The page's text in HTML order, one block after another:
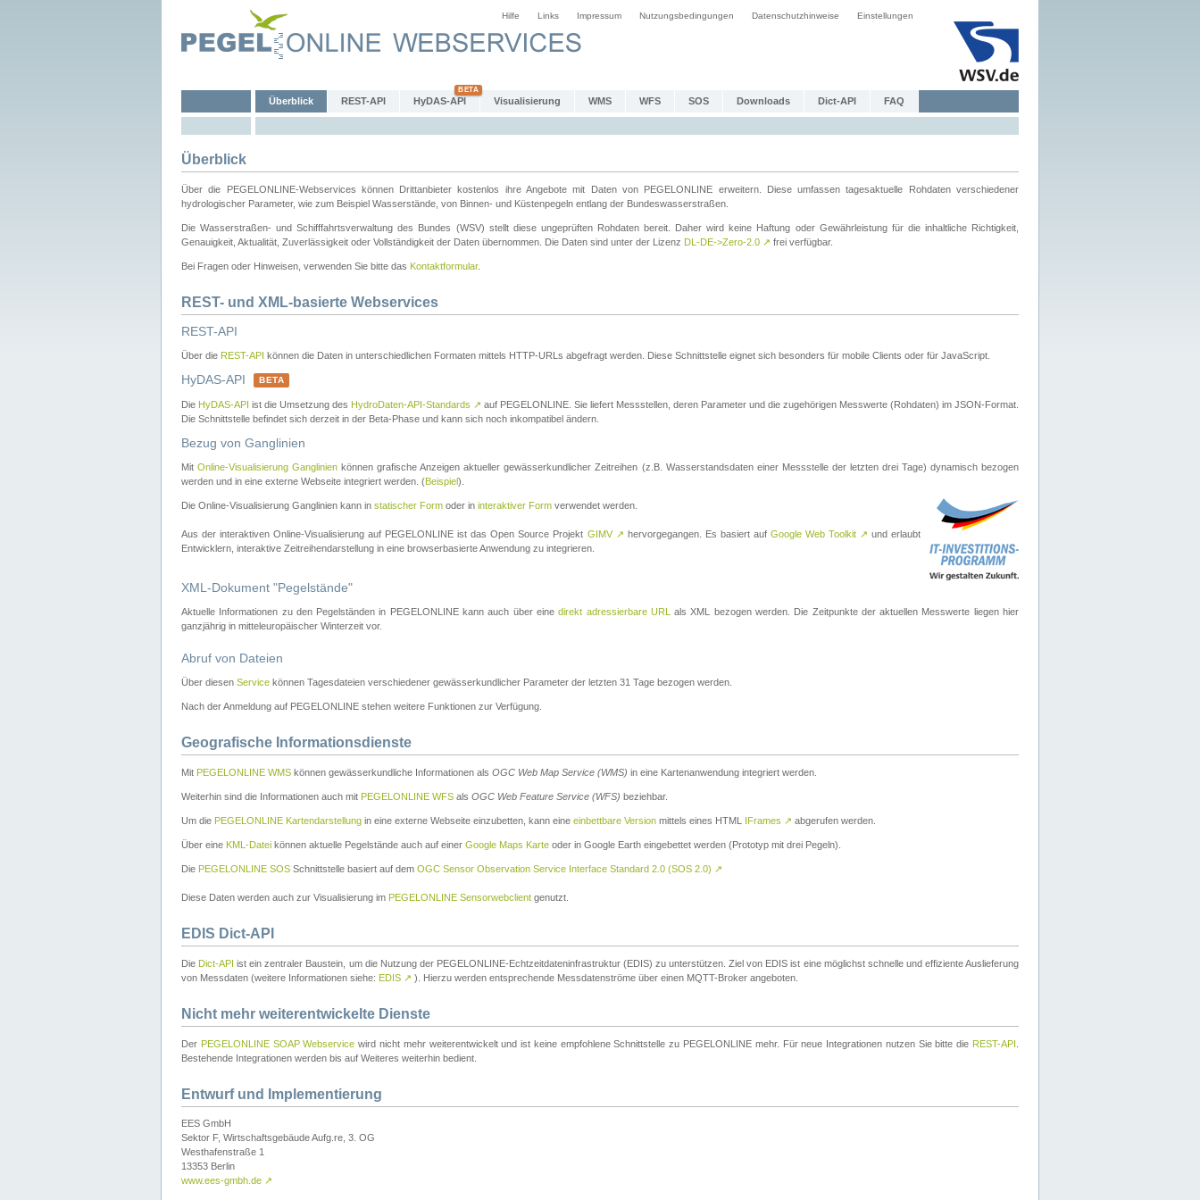
Hilfe Links Impressum Nutzungsbedingungen Datenschutzhinweise Einstellungen
Überblick REST-API HyDAS-API Visualisierung WMS WFS SOS Downloads Dict-API FAQ
Überblick
Über die PEGELONLINE-Webservices können Drittanbieter kostenlos ihre Angebote mit Daten von PEGELONLINE erweitern. Diese umfassen tagesaktuelle Rohdaten verschiedener
hydrologischer Parameter, wie zum Beispiel Wasserstände, von Binnen- und Küstenpegeln entlang der Bundeswasserstraßen.
Die Wasserstraßen- und Schifffahrtsverwaltung des Bundes (WSV) stellt diese ungeprüften Rohdaten bereit. Daher wird keine Haftung oder Gewährleistung für die inhaltliche Richtigkeit,
Genauigkeit, Aktualität, Zuverlässigkeit oder Vollständigkeit der Daten übernommen. Die Daten sind unter der Lizenz DL-DE->Zero-2.0 ↗ frei verfügbar.
Bei Fragen oder Hinweisen, verwenden Sie bitte das Kontaktformular.
REST- und XML-basierte Webservices
REST-API
Über die REST-API können die Daten in unterschiedlichen Formaten mittels HTTP-URLs abgefragt werden. Diese Schnittstelle eignet sich besonders für mobile Clients oder für JavaScript.
HyDAS-API BETA
Die HyDAS-API ist die Umsetzung des HydroDaten-API-Standards ↗ auf PEGELONLINE. Sie liefert Messstellen, deren Parameter und die zugehörigen Messwerte (Rohdaten) im JSON-Format.
Die Schnittstelle befindet sich derzeit in der Beta-Phase und kann sich noch inkompatibel ändern.
Bezug von Ganglinien
MitOnline-Visualisierung Ganglinien können grafische Anzeigen aktueller gewässerkundlicher Zeitreihen (z.B. Wasserstandsdaten einer Messstelle der letzten drei Tage) dynamisch bezogen
werden und in eine externe Webseite integriert werden. (Beispiel).
Die Online-Visualisierung Ganglinien kann in statischer Form oder in interaktiver Form verwendet werden.
Aus der interaktiven Online-Visualisierung auf PEGELONLINE ist das Open Source Projekt GIMV ↗ hervorgegangen. Es basiert auf Google Web Toolkit ↗ und erlaubt
Entwicklern, interaktive Zeitreihendarstellung in eine browserbasierte Anwendung zu integrieren.
XML-Dokument "Pegelstände"
Aktuelle Informationen zu den Pegelständen in PEGELONLINE kann auch über einedirekt adressierbare URL
als XML bezogen werden. Die Zeitpunkte der aktuellen Messwerte liegen hier
ganzjährig in mitteleuropäischer Winterzeit vor.
Abruf von Dateien
Über diesen Service können Tagesdateien verschiedener gewässerkundlicher Parameter der letzten 31 Tage bezogen werden.
Nach der Anmeldung auf PEGELONLINE stehen weitere Funktionen zur Verfügung.
Geografische Informationsdienste
Mit PEGELONLINE WMS können gewässerkundliche Informationen als OGC Web Map Service (WMS) in eine Kartenanwendung integriert werden.
Weiterhin sind die Informationen auch mit PEGELONLINE WFS als OGC Web Feature Service (WFS) beziehbar.
Um die PEGELONLINE Kartendarstellung in eine externe Webseite einzubetten, kann eine einbettbare Version mittels eines HTML IFrames ↗ abgerufen werden.
Über eine KML-Datei können aktuelle Pegelstände auch auf einer Google Maps Karte oder in Google Earth eingebettet werden (Prototyp mit drei Pegeln).
Die PEGELONLINE SOS Schnittstelle basiert auf dem OGC Sensor Observation Service Interface Standard 2.0 (SOS 2.0) ↗
Diese Daten werden auch zur Visualisierung im PEGELONLINE Sensorwebclient genutzt.
EDIS Dict-API
Die Dict-API ist ein zentraler Baustein, um die Nutzung der PEGELONLINE-Echtzeitdateninfrastruktur (EDIS) zu unterstützen. Ziel von EDIS ist eine möglichst schnelle und effiziente Auslieferung
von Messdaten (weitere Informationen siehe: EDIS ↗ ). Hierzu werden entsprechende Messdatenströme über einen MQTT-Broker angeboten.
Nicht mehr weiterentwickelte Dienste
Der PEGELONLINE SOAP Webservice wird nicht mehr weiterentwickelt und ist keine empfohlene Schnittstelle zu PEGELONLINE mehr. Für neue Integrationen nutzen Sie bitte die REST-API
Bestehende Integrationen werden bis auf Weiteres weiterhin bedient.
Entwurf und Implementierung
EES GmbH
Sektor F, Wirtschaftsgebäude Aufg.re, 3. OG
Westhafenstraße 1
13353 Berlin
www.ees-gmbh.de ↗